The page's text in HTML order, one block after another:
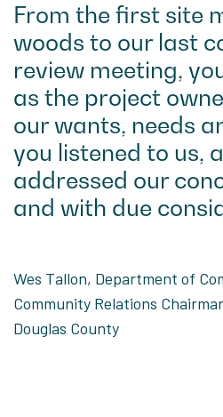
From the first site
woods to our last
review meeting,
as the project
our wants, needs
you listened to us,
addressed our
and with due
Wes Tallon, Department of
Community Relations
Douglas County